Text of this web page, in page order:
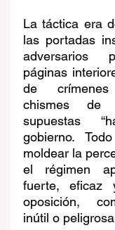
La táctica era
las portadas
adversarios
páginas
de crímenes
chismes de
supuestas
gobierno.
moldear la
el régimen
fuerte, eficaz
oposición,
inútil o